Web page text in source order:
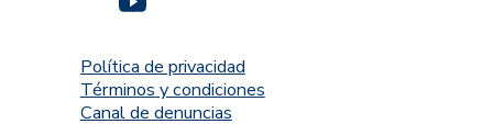
Política de privacidad
Términos y condiciones
Canal de denuncias